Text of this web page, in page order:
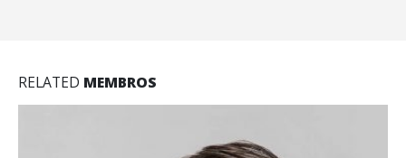
RELATED MEMBROS